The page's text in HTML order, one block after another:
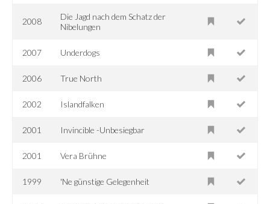
2008
Die Jagd nach dem Schatz der
Nibelungen
2007 Underdogs
2006 True North
2002 Islandfalken
2001 Invincible -Unbesiegbar
2001 Vera Brühne
1999 'Ne günstige Gelegenheit